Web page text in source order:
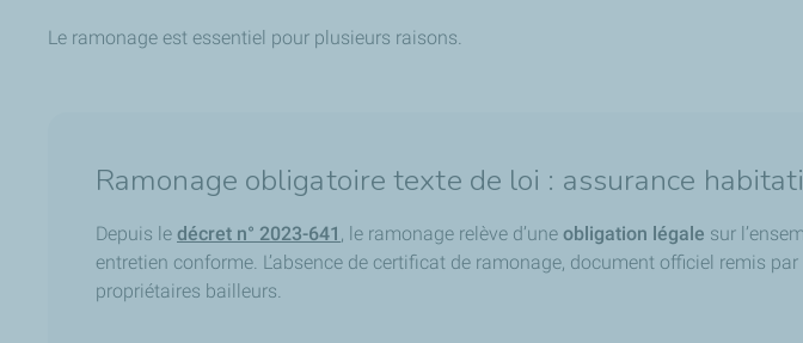
Le ramonage est essentiel pour plusieurs raisons.
Ramonage obligatoire texte de loi : assurance
Depuis le décret n° 2023-641 , le ramonage relève d’une obligation légale sur
entretien conforme. L’absence de certificat de ramonage, document officiel remis
propriétaires bailleurs.